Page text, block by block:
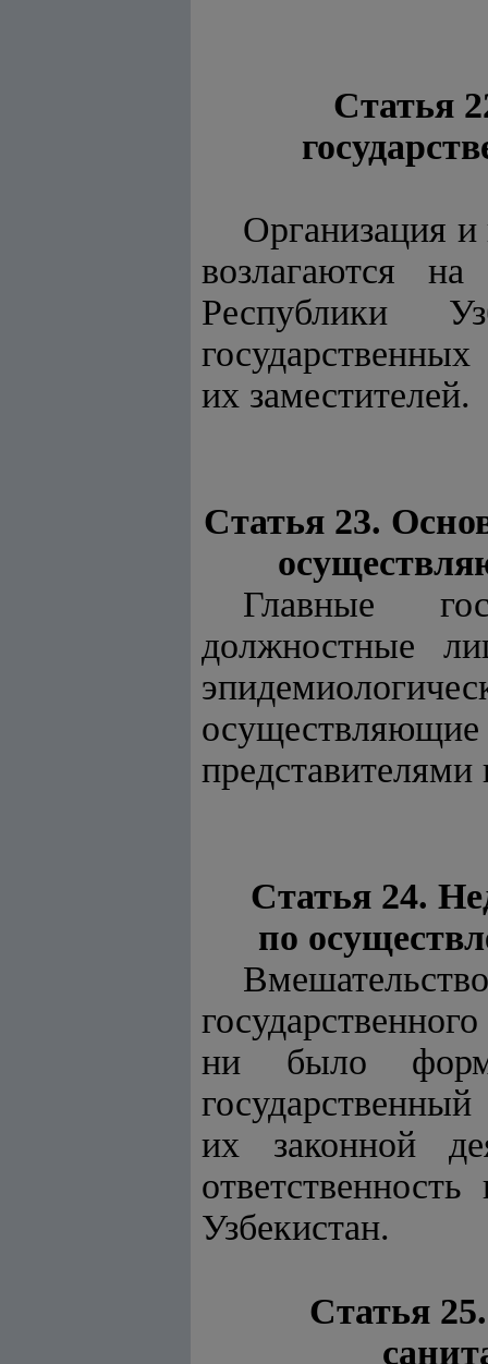
Статья
Организация и
возлагаются на
Республики
их заместителей.
Статья 23.
Главные
должностные
представителями
Статья 24.
по
ни было
их законной
Узбекистан.
Статья